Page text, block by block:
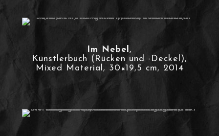
Im Nebel,
Künstlerbuch (Rücken und -Deckel),
Mixed Material, 30×19,5 cm, 2014